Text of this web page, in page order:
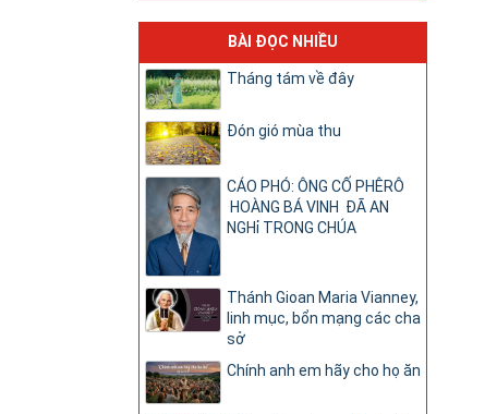
BÀI ĐỌC NHIỀU
Tháng tám về đây
Đón gió mùa thu
CÁO PHÓ: ÔNG CỐ PHÊRÔ
HOÀNG BÁ VINH ĐÃ AN
NGHỉ TRONG CHÚA
Thánh Gioan Maria Vianney,
linh mục, bổn mạng các cha
sở
Chính anh em hãy cho họ ăn